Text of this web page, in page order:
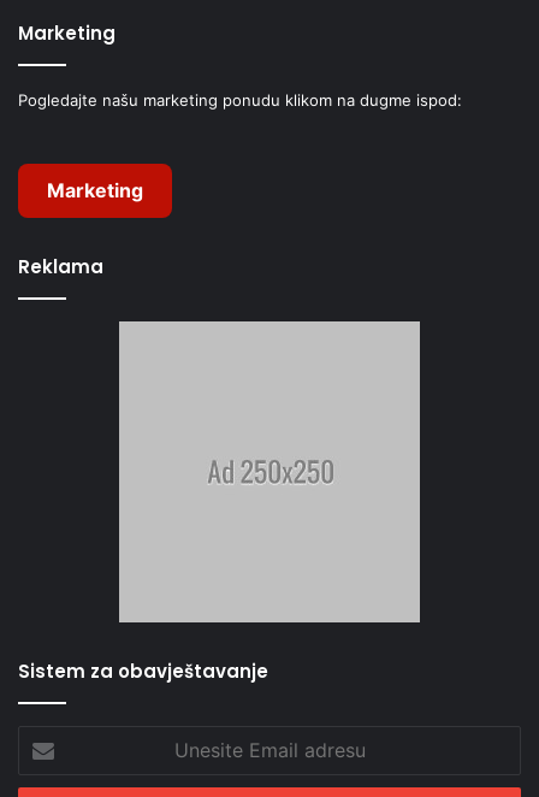
Marketing
Pogledajte našu marketing ponudu klikom na dugme ispod:
Marketing
Reklama
Sistem za obavještavanje
Email
adresu